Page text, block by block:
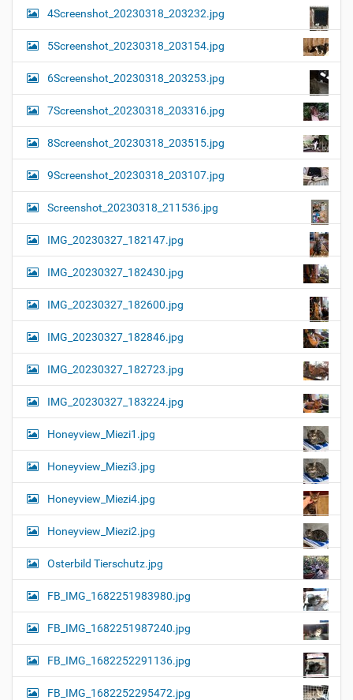
4Screenshot_20230318_203232.jpg
5Screenshot_20230318_203154.jpg
6Screenshot_20230318_203253.jpg
7Screenshot_20230318_203316.jpg
8Screenshot_20230318_203515.jpg
9Screenshot_20230318_203107.jpg
Screenshot_20230318_211536.jpg
IMG_20230327_182147.jpg
IMG_20230327_182430.jpg
IMG_20230327_182600.jpg
IMG_20230327_182846.jpg
IMG_20230327_182723.jpg
IMG_20230327_183224.jpg
Honeyview_Miezi1.jpg
Honeyview_Miezi3.jpg
Honeyview_Miezi4.jpg
Honeyview_Miezi2.jpg
Osterbild Tierschutz.jpg
FB_IMG_1682251983980.jpg
FB_IMG_1682251987240.jpg
FB_IMG_1682252291136.jpg
FB_IMG_1682252295472.jpg